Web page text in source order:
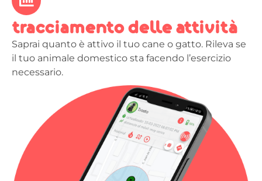
tracciamento delle attività
Saprai quanto è attivo il tuo cane o gatto. Rileva se
il tuo animale domestico sta facendo l’esercizio
necessario.